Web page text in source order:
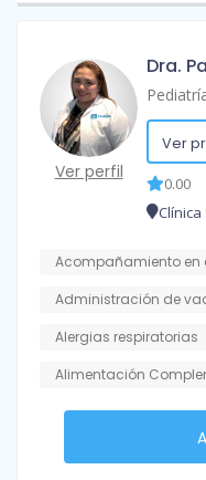
Ver perfil
Dra.
Ver
0.00
Clínica
Acompañamiento en
Administración de
Alergias respiratorias
Alimentación